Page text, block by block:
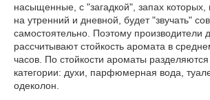
насыщенные, с "загадкой", запах которых,
на утренний и дневной, будет "звучать"
самостоятельно. Поэтому производители
рассчитывают стойкость аромата в
часов. По стойкости ароматы
категории: духи, парфюмерная вода,
одеколон.